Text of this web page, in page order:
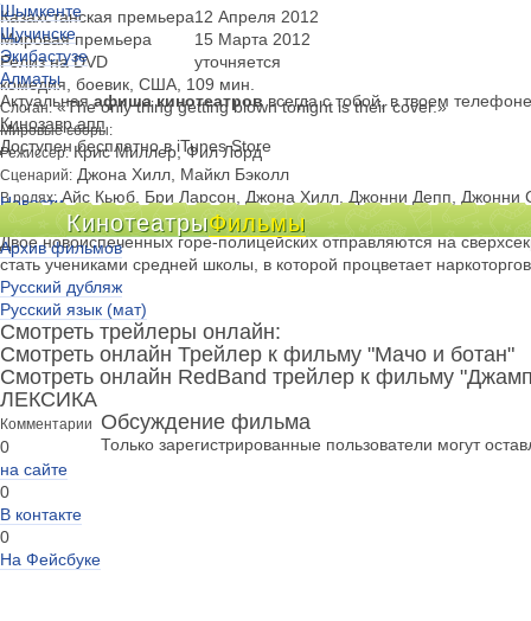
Шымкенте
Щучинске
Экибастузе
Алматы
Актуальнаяафиша кинотеатроввсегда с тобой, в твоем телефоне
Кинозавр.апп
Доступен бесплатно в iTunes Store
КинотеатрыФильмы
Новости
Киноклубы
Архив фильмов
Казахстанская премьера12 Апреля 2012
Мировая премьера
15 Марта 2012
Релиз на DVD
уточняется
комедия, боевик, США, 109 мин.
Слоган:«The only thing getting blown tonight is their cover.»
Мировые сборы:
Режиссер:Крис Миллер, Фил Лорд
Сценарий: Джона Хилл, Майкл Бэколл
В ролях:Айс Кьюб, Бри Ларсон, Джона Хилл, Джонни Депп, Джонни
Риггл, Ченнинг Татум, Элли Кемпер
Двое новоиспеченных горе-полицейских отправляются на
стать учениками средней школы, в которой процветает
Русский дубляж
Русский язык (мат)
Смотреть трейлеры онлайн:
Смотреть онлайн Трейлер к фильму "Мачо и ботан"
Смотреть онлайн RedBand трейлер к фильму
ЛЕКСИКА
Комментарии
0
на сайте
0
В контакте
0
На Фейсбуке
Обсуждение фильма
Только зарегистрированные пользователи могут